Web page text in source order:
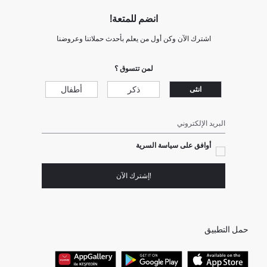
انضم للمتعة!
اشترك الآن وكن أول من يعلم بأحدث حملاتنا وعروضنا
لمن تتسوق ؟
انثى ذكر أطفال
البريد الإلكتروني
أوافق على سياسة السرية
!إشترك الآن
حمل التطبيق